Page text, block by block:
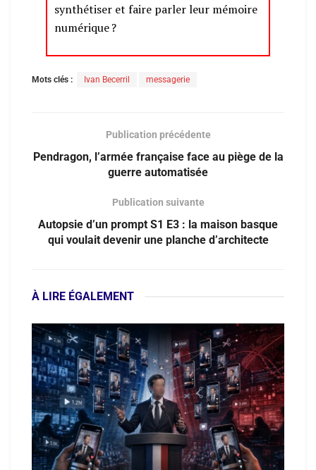
synthétiser et faire parler leur mémoire
numérique ?
Mots clés : Ivan Becerril messagerie
Publication précédente
Pendragon, l’armée française face au piège de la
guerre automatisée
Publication suivante
Autopsie d’un prompt S1 E3 : la maison basque
qui voulait devenir une planche d’architecte
À LIRE ÉGALEMENT